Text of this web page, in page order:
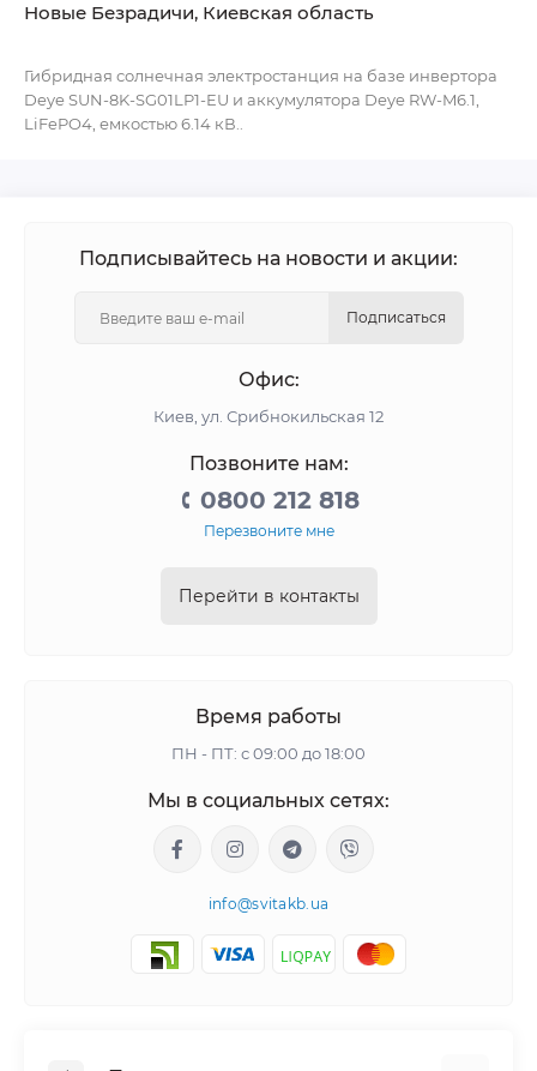
Новые Безрадичи, Киевская область
Гибридная солнечная электростанция на базе инвертора
Deye SUN-8K-SG01LP1-EU и аккумулятора Deye RW-M6.1,
LiFePO4, емкостью 6.14 кВ..
Подписывайтесь на новости и акции:
Подписаться
Офис:
Киев, ул. Срибнокильская 12
Позвоните нам:
0800 212 818
Перезвоните мне
Перейти в контакты
Время работы
ПН - ПТ: с 09:00 до 18:00
Мы в социальных сетях:
info@svitakb.ua